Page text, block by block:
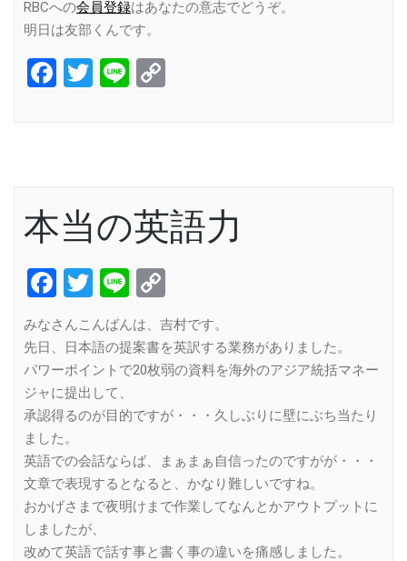
RBCへの会員登録はあなたの意志でどうぞ。
明日は友部くんです。
Facebook
Twitter
Line
本当の英語力
Facebook
Twitter
Line
Link
みなさんこんばんは、吉村です。
先日、日本語の提案書を英訳する業務がありました。
パワーポイントで20枚弱の資料を海外のアジア統括マネー
ジャに提出して、
承認得るのが目的ですが・・・久しぶりに壁にぶち当たり
ました。
英語での会話ならば、まぁまぁ自信ったのですがが・・・
文章で表現するとなると、かなり難しいですね。
おかげさまで夜明けまで作業してなんとかアウトプットに
しましたが、
改めて英語で話す事と書く事の違いを痛感しました。